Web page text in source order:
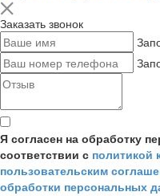
Заказать звонок
Я согласен на обработку
соответствии с политикой
пользовательским
обработки персональных